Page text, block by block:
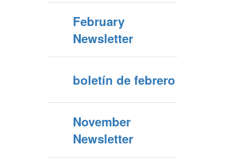
February
Newsletter
boletín de febrero
November
Newsletter